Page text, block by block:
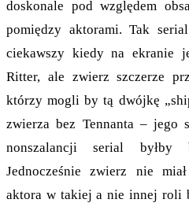
doskonale pod względem
pomiędzy aktorami. Tak
ciekawszy kiedy na ekranie
Ritter, ale zwierz szczerze
którzy mogli by tą dwójkę
zwierza bez Tennanta – jego
nonszalancji serial byłby
Jednocześnie zwierz nie
aktora w takiej a nie innej roli